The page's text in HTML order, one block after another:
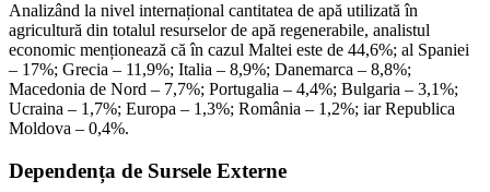
Analizând la nivel internațional cantitatea de apă utilizată în
agricultură din totalul resurselor de apă regenerabile, analistul
economic menționează că în cazul Maltei este de 44,6%; al Spaniei
– 17%; Grecia – 11,9%; Italia – 8,9%; Danemarca – 8,8%;
Macedonia de Nord – 7,7%; Portugalia – 4,4%; Bulgaria – 3,1%;
Ucraina – 1,7%; Europa – 1,3%; România – 1,2%; iar Republica
Moldova – 0,4%.
Dependența de Sursele Externe